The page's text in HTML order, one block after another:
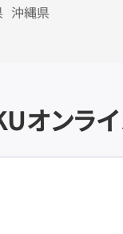
沖縄県
オンラ